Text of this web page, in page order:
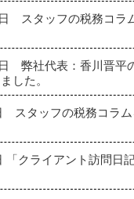
スタッフの税務コラ
弊社代表：香川晋平
した。
スタッフの税務コラム
「クライアント訪問日